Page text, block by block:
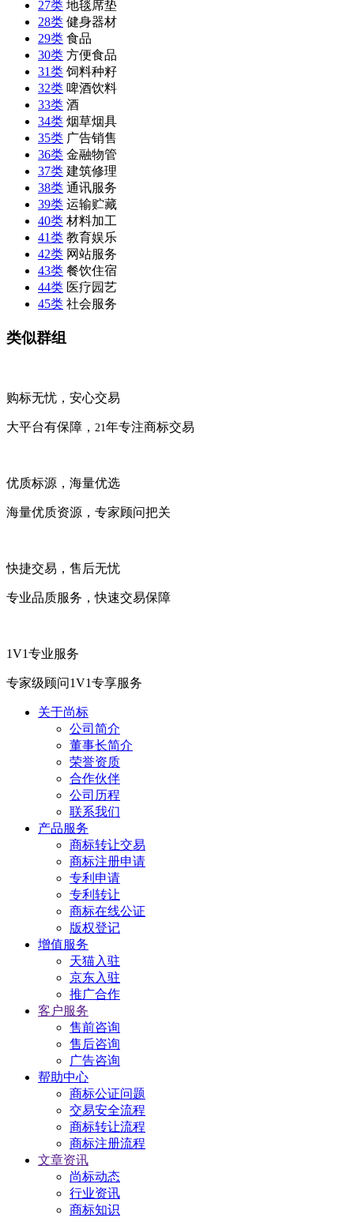
27类 地毯席垫
28类 健身器材
29类 食品
30类 方便食品
31类 饲料种籽
32类 啤酒饮料
33类 酒
34类 烟草烟具
35类 广告销售
36类 金融物管
37类 建筑修理
38类 通讯服务
39类 运输贮藏
40类 材料加工
41类 教育娱乐
42类 网站服务
43类 餐饮住宿
44类 医疗园艺
45类 社会服务
类似群组
购标无忧，安心交易
大平台有保障， 21年专注商标交易
优质标源，海量优选
海量优质资源，专家顾问把关
快捷交易，售后无忧
专业品质服务，快速交易保障
1V1专业服务
专家级顾问1V1专享服务
关于尚标
公司简介
董事长简介
荣誉资质
合作伙伴
公司历程
联系我们
产品服务
商标转让交易
商标注册申请
专利申请
专利转让
商标在线公证
版权登记
增值服务
天猫入驻
京东入驻
推广合作
客户服务
售前咨询
售后咨询
广告咨询
帮助中心
商标公证问题
交易安全流程
商标转让流程
商标注册流程
文章资讯
尚标动态
行业资讯
商标知识